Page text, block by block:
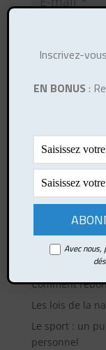
Ce site utilise
En savoir plus
commentaires
Articles
Comment
Comment
Les lois de la
Le sport : un
personnel
Inscrivez-
EN BONUS :
Avec nous,